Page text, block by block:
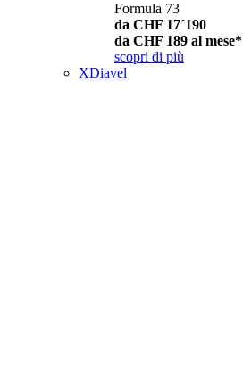
Formula 73
da CHF 17´190
da CHF 189 al mese*
scopri di più
XDiavel